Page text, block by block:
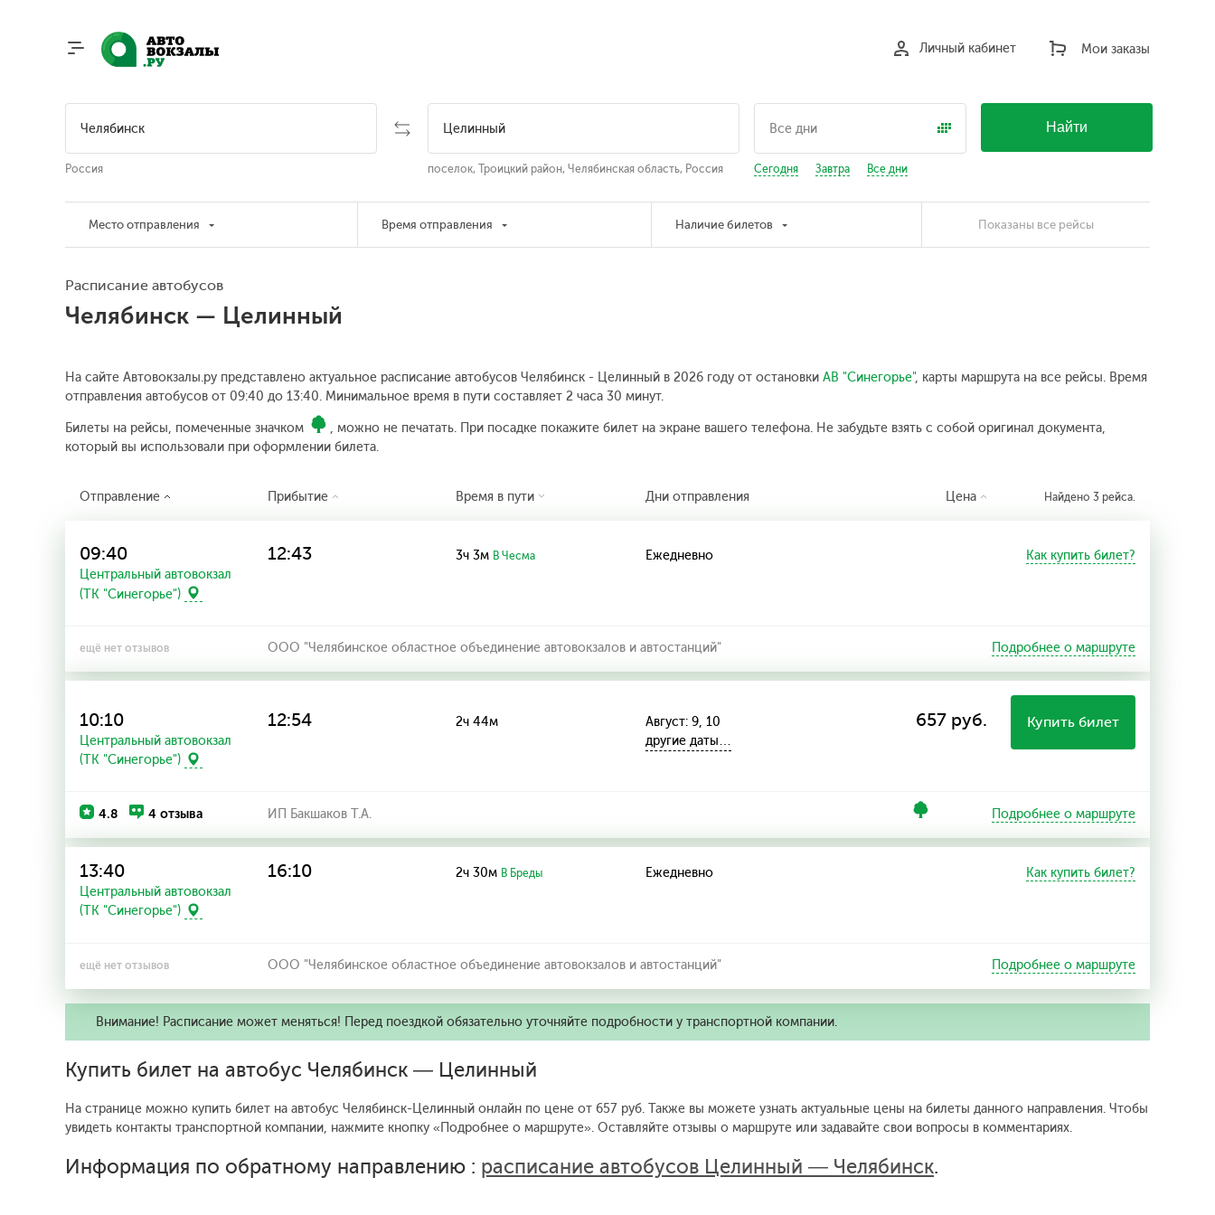
Мои заказы
Личный кабинет
Россия поселок, Троицкий район, Челябинская область, Россия Сегодня Завтра Все дни
Найти
Место отправления Время отправления Наличие билетов Показаны все рейсы
Расписание автобусов
Челябинск — Целинный
На сайте Автовокзалы.ру представлено актуальное расписание автобусов Челябинск - Целинный в 2026 году от остановки АВ "Синегорье", карты маршрута на все рейсы. Время
отправления автобусов от 09:40 до 13:40. Минимальное время в пути составляет 2 часа 30 минут.
Билеты на рейсы, помеченные значком
, можно не печатать. При посадке покажите билет на экране вашего телефона. Не забудьте взять с собой оригинал документа,
который вы использовали при оформлении билета.
Отправление Прибытие Время в пути Дни отправления Цена Найдено 3 рейса.
09:40
Центральный автовокзал
(ТК "Синегорье")
12:43 3ч 3м В Чесма Ежедневно Как купить билет?
ещё нет отзывов ООО "Челябинское областное объединение автовокзалов и автостанций" Подробнее о маршруте
10:10
Центральный автовокзал
(ТК "Синегорье")
12:54 2ч 44м
Август: 9, 10
другие даты…
657 руб. Купить билет
4.8 4 отзыва ИП Бакшаков Т.А. Подробнее о маршруте
13:40
Центральный автовокзал
(ТК "Синегорье")
16:10 2ч 30м В Бреды Ежедневно Как купить билет?
ещё нет отзывов ООО "Челябинское областное объединение автовокзалов и автостанций" Подробнее о маршруте
Внимание! Расписание может меняться! Перед поездкой обязательно уточняйте подробности у транспортной компании.
Купить билет на автобус Челябинск — Целинный
На странице можно купить билет на автобус Челябинск-Целинный онлайн по цене от 657 руб. Также вы можете узнать актуальные цены на билеты данного направления. Чтобы
увидеть контакты транспортной компании, нажмите кнопку «Подробнее о маршруте». Оставляйте отзывы о маршруте или задавайте свои вопросы в комментариях.
Информация по обратному направлению : расписание автобусов Целинный — Челябинск.